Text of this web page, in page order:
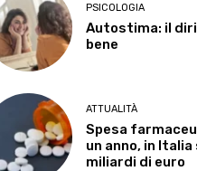
PSICOLOGIA
Autostima: il
bene
ATTUALITÀ
Spesa
un anno, in Italia
miliardi di euro